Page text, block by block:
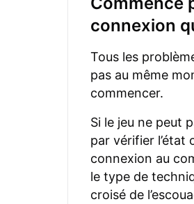
connexion
Tous les
pas au même
commencer.
Si le jeu ne peut
par vérifier l’état
connexion au
le type de
croisé de